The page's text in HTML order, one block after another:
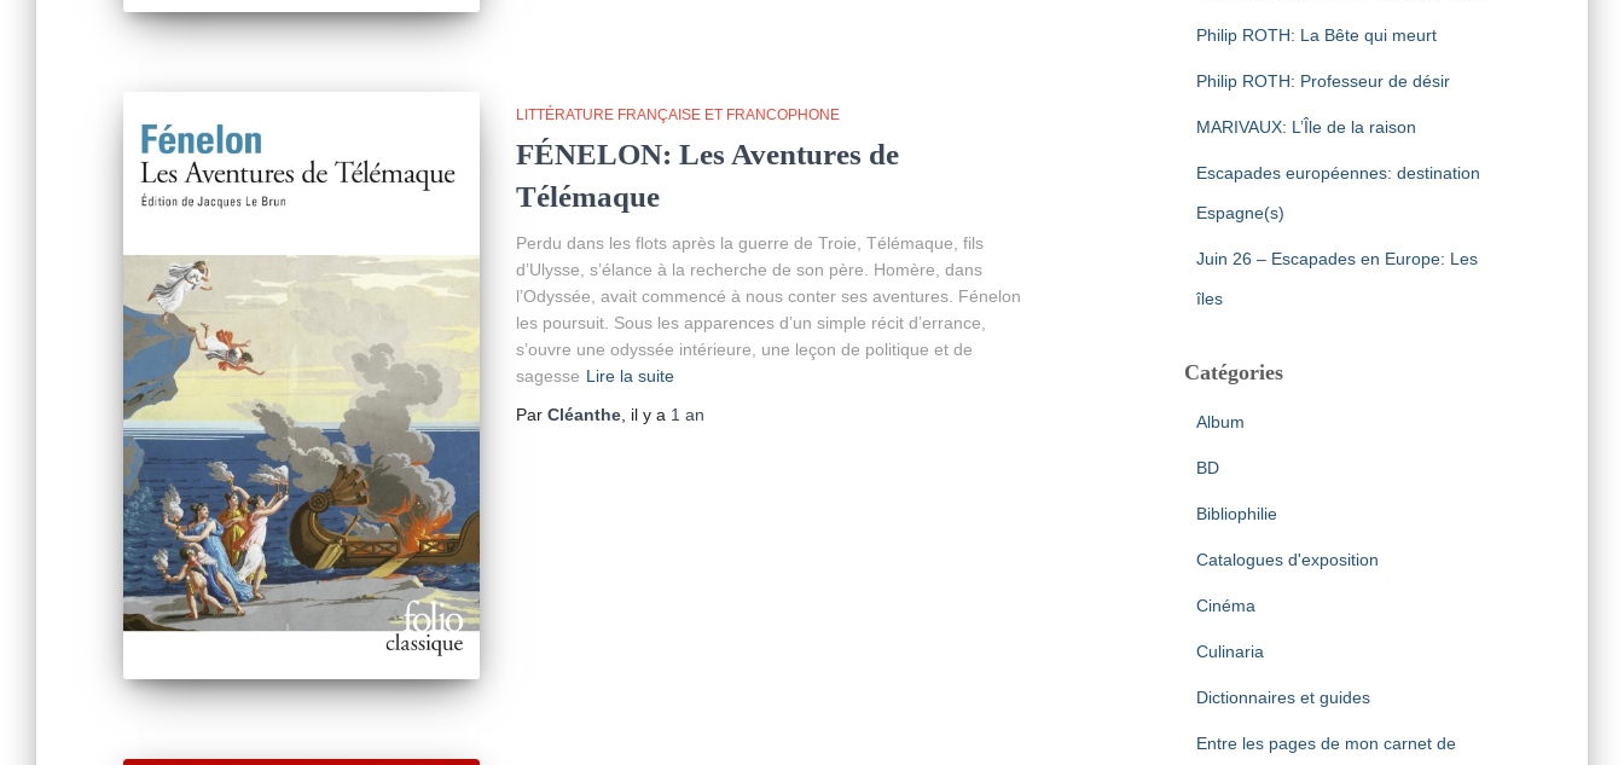
LITTÉRATURE FRANÇAISE ET FRANCOPHONE
FÉNELON: Les Aventures de
Télémaque
Perdu dans les flots après la guerre de Troie, Télémaque, fils
d’Ulysse, s’élance à la recherche de son père. Homère, dans
l’Odyssée, avait commencé à nous conter ses aventures. Fénelon
les poursuit. Sous les apparences d’un simple récit d’errance,
s’ouvre une odyssée intérieure, une leçon de politique et de
sagesse Lire la suite
Par Cléanthe , il y a 1 an
Philip ROTH: La Bête qui meurt
Philip ROTH: Professeur de désir
MARIVAUX: L’Île de la raison
Escapades européennes: destination
Espagne(s)
Juin 26 – Escapades en Europe: Les
îles
Catégories
Album
BD
Bibliophilie
Catalogues d'exposition
Cinéma
Culinaria
Dictionnaires et guides
Entre les pages de mon carnet de